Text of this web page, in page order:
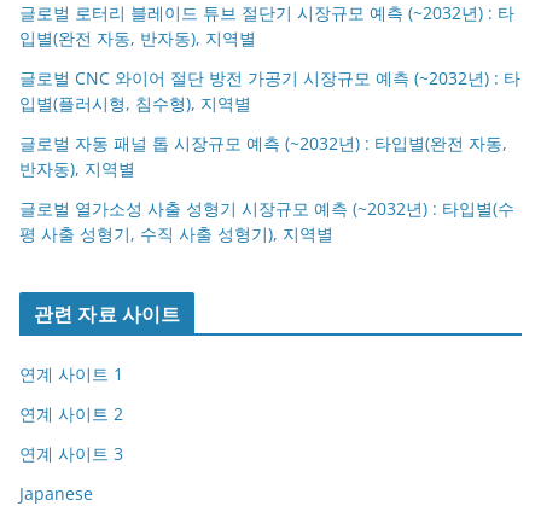
글로벌 로터리 블레이드 튜브 절단기 시장규모 예측 (~2032년) : 타
입별(완전 자동, 반자동), 지역별
글로벌 CNC 와이어 절단 방전 가공기 시장규모 예측 (~2032년) : 타
입별(플러시형, 침수형), 지역별
글로벌 자동 패널 톱 시장규모 예측 (~2032년) : 타입별(완전 자동,
반자동), 지역별
글로벌 열가소성 사출 성형기 시장규모 예측 (~2032년) : 타입별(수
평 사출 성형기, 수직 사출 성형기), 지역별
관련 자료 사이트
연계 사이트 1
연계 사이트 2
연계 사이트 3
Japanese